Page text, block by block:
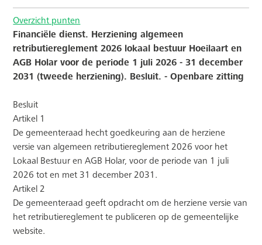
Overzicht punten
Financiële dienst. Herziening algemeen
retributiereglement 2026 lokaal bestuur Hoeilaart en
AGB Holar voor de periode 1 juli 2026 - 31 december
2031 (tweede herziening). Besluit. - Openbare zitting
Besluit
Artikel 1
De gemeenteraad hecht goedkeuring aan de herziene
versie van algemeen retributiereglement 2026 voor het
Lokaal Bestuur en AGB Holar, voor de periode van 1 juli
2026 tot en met 31 december 2031.
Artikel 2
De gemeenteraad geeft opdracht om de herziene versie van
het retributiereglement te publiceren op de gemeentelijke
website.